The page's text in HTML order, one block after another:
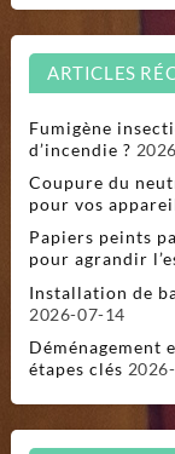
ARTICLES
Fumigène
d’incendie ?
Coupure du
pour vos
Papiers peints
pour agrandir
Installation de
2026-07-14
Déménagement
étapes clés